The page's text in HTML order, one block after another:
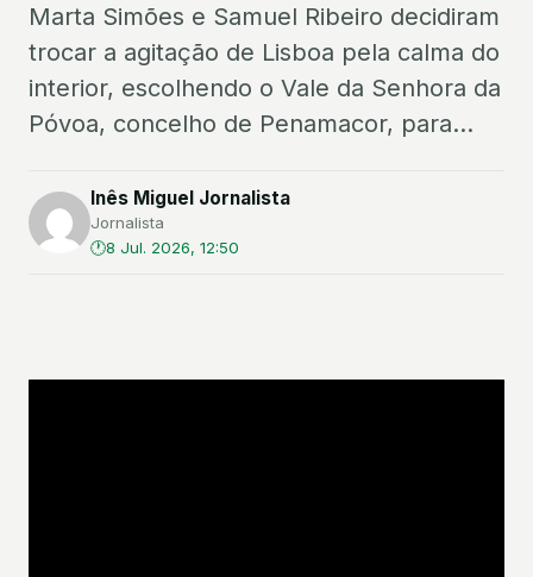
Marta Simões e Samuel Ribeiro decidiram
trocar a agitação de Lisboa pela calma do
interior, escolhendo o Vale da Senhora da
Póvoa, concelho de Penamacor, para...
Inês Miguel Jornalista
Jornalista
8 Jul. 2026, 12:50